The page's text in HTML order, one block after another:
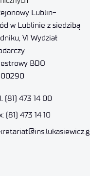
Lublin-
w Lublinie z siedzibą
VI Wydział
BDO
(81) 473 14 00
(81) 473 14 10